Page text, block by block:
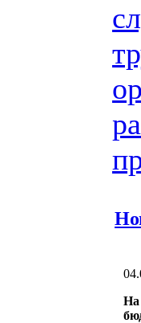
На